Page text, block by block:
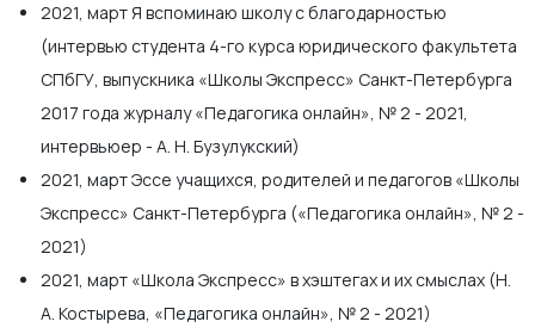
2021, март Я вспоминаю школу с благодарностью
(интервью студента 4-го курса юридического факультета
СПбГУ, выпускника «Школы Экспресс» Санкт-Петербурга
2017 года журналу «Педагогика онлайн», № 2 - 2021,
интервьюер - А. Н. Бузулукский)
2021, март Эссе учащихся, родителей и педагогов «Школы
Экспресс» Санкт-Петербурга («Педагогика онлайн», № 2 -
2021)
2021, март «Школа Экспресс» в хэштегах и их смыслах (Н.
А. Костырева, «Педагогика онлайн», № 2 - 2021)